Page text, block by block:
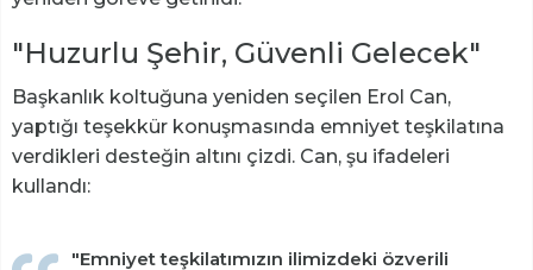
"Huzurlu Şehir, Güvenli Gelecek"
Başkanlık koltuğuna yeniden seçilen Erol Can,
yaptığı teşekkür konuşmasında emniyet teşkilatına
verdikleri desteğin altını çizdi. Can, şu ifadeleri
kullandı:
"Emniyet teşkilatımızın ilimizdeki özverili